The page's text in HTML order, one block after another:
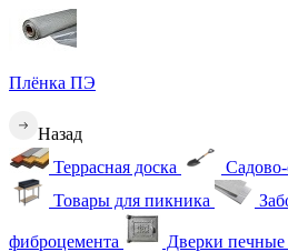
Плёнка ПЭ
Назад
Террасная доска
Товары для пикника
фиброцемента Дверки